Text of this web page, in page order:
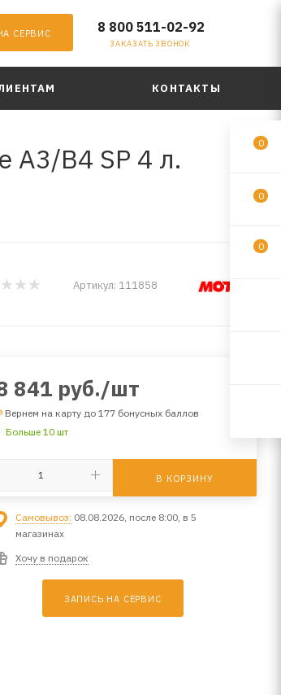
СЕРВИС 8 800 511-02-92
ЗАКАЗАТЬ ЗВОНОК
КОНТАКТЫ
A3/B4 SP 4 л.
Артикул: 111858
841 руб./шт
Вернем на карту до 177 бонусных баллов
Больше 10 шт
В КОРЗИНУ
Самовывоз: 08.08.2026, после 8:00, в 5
магазинах
Хочу в подарок
ЗАПИСЬ НА СЕРВИС
0
0
0